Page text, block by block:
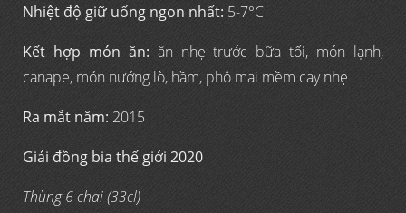
Nhiệt độ giữ uống ngon nhất: 5-7°C
Kết hợp món ăn: ăn nhẹ trước bữa tối, món lạnh,
canape, món nướng lò, hầm, phô mai mềm cay nhẹ
Ra mắt năm: 2015
Giải đồng bia thế giới 2020
Thùng 6 chai (33cl)